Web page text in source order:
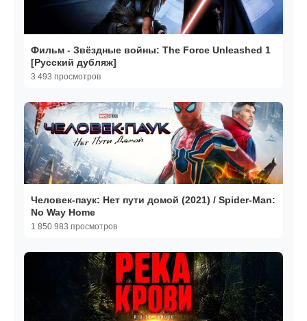
Фильм - Звёздные войны: The Force Unleashed 1
[Русский дубляж]
3 493 просмотров
Человек-паук: Нет пути домой (2021) / Spider-Man:
No Way Home
1 850 983 просмотров